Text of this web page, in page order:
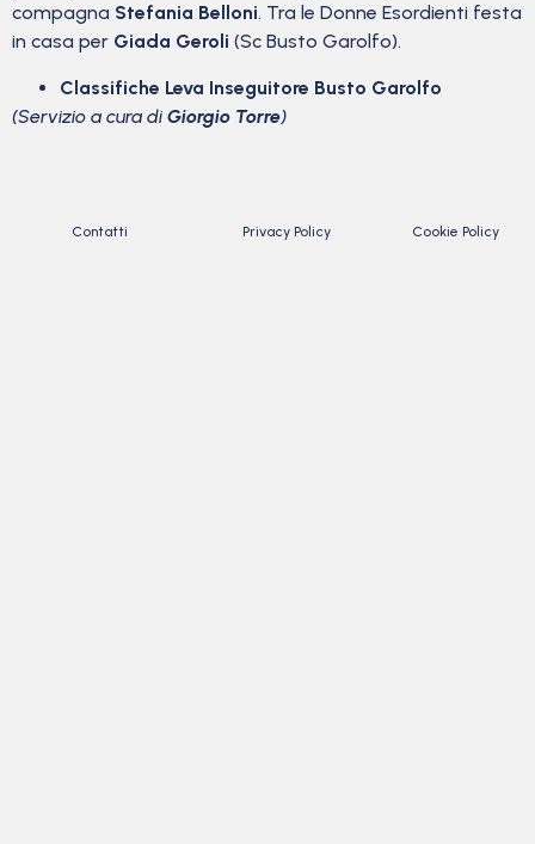
compagna Stefania Belloni. Tra le Donne Esordienti festa
in casa per Giada Geroli (Sc Busto Garolfo).
Classifiche Leva Inseguitore Busto Garolfo
(Servizio a cura di Giorgio Torre)
Contatti Privacy Policy Cookie Policy